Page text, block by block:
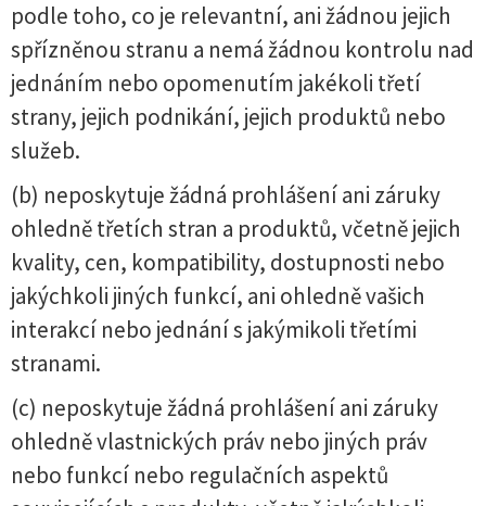
podle toho, co je relevantní, ani žádnou jejich
spřízněnou stranu a nemá žádnou kontrolu nad
jednáním nebo opomenutím jakékoli třetí
strany, jejich podnikání, jejich produktů nebo
služeb.
(b) neposkytuje žádná prohlášení ani záruky
ohledně třetích stran a produktů, včetně jejich
kvality, cen, kompatibility, dostupnosti nebo
jakýchkoli jiných funkcí, ani ohledně vašich
interakcí nebo jednání s jakýmikoli třetími
stranami.
(c) neposkytuje žádná prohlášení ani záruky
ohledně vlastnických práv nebo jiných práv
nebo funkcí nebo regulačních aspektů